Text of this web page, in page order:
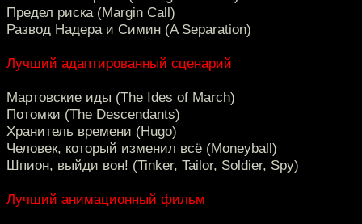
Предел риска (Margin Call)
Развод Надера и Симин (A Separation)
Лучший адаптированный сценарий
Мартовские иды (The Ides of March)
Потомки (The Descendants)
Хранитель времени (Hugo)
Человек, который изменил всё (Moneyball)
Шпион, выйди вон! (Tinker, Tailor, Soldier, Spy)
Лучший анимационный фильм